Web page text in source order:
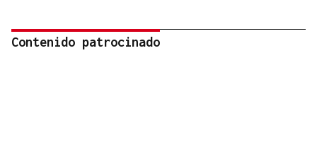
Contenido patrocinado